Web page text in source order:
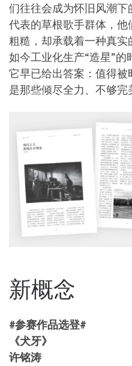
们往往会成为怀旧风潮
代表的草根歌手群体，
粗糙，却承载着一种真
如今工业化生产“造星”的
它早已给出答案：值得
是那些倾尽全力、不够完
新概念
#参赛作品选登#
《犬牙》
许铭涛